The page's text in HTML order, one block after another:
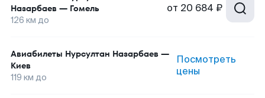
Назарбаев — Гомель
126 км до
от 20 684 ₽
Авиабилеты Нурсултан Назарбаев —
Киев
119 км до
Посмотреть
цены